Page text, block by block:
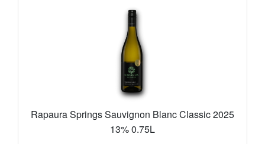
Rapaura Springs Sauvignon Blanc Classic 2025
13% 0.75L